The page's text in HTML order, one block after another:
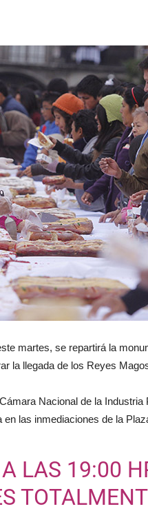
martes, se repartirá la
la llegada de los Reyes
Nacional de la
las inmediaciones de la
LAS 19:00